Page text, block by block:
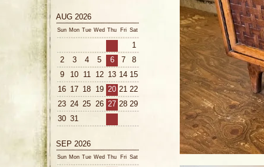
AUG 2026
Sun Mon Tue Wed Thu Fri Sat
1
2
3 4 5 6 7
8
9
10 11 12 13 14 15
16 17 18 19 20 21 22
23 24 25 26 27 28 29
30 31
SEP 2026
Sun Mon Tue Wed Thu Fri Sat